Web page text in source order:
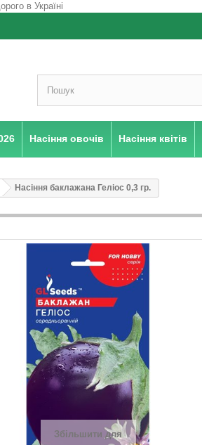
Насіння овочів Насіння квітів
Насіння баклажана Гелiос 0,3 гр.
Збільшити для